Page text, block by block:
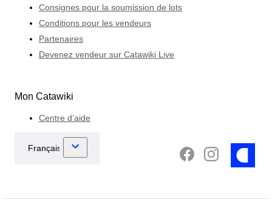
Consignes pour la soumission de lots
Conditions pour les vendeurs
Partenaires
Devenez vendeur sur Catawiki Live
Mon Catawiki
Centre d’aide